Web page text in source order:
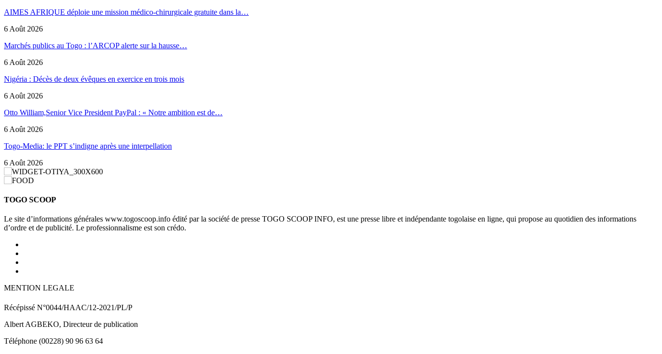
AIMES AFRIQUE déploie une mission médico-chirurgicale gratuite dans la…
6 Août 2026
Marchés publics au Togo : l’ARCOP alerte sur la hausse…
6 Août 2026
Nigéria : Décès de deux évêques en exercice en trois mois
6 Août 2026
Otto William,Senior Vice President PayPal : « Notre ambition est de…
6 Août 2026
Togo-Media: le PPT s’indigne après une interpellation
6 Août 2026
TOGO SCOOP
Le site d’informations générales www.togoscoop.info édité par la société de presse TOGO SCOOP INFO, est une presse libre et indépendante togolaise en ligne, qui propose au quotidien des informations
d’ordre et de publicité. Le professionnalisme est son crédo.
MENTION LEGALE
Récépissé N°0044/HAAC/12-2021/PL/P
Albert AGBEKO, Directeur de publication
Téléphone (00228) 90 96 63 64